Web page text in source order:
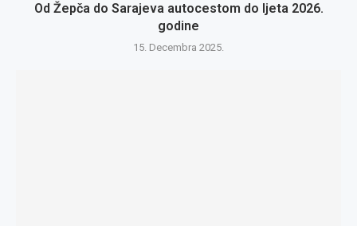
Od Žepča do Sarajeva autocestom do ljeta 2026.
godine
15. Decembra 2025.